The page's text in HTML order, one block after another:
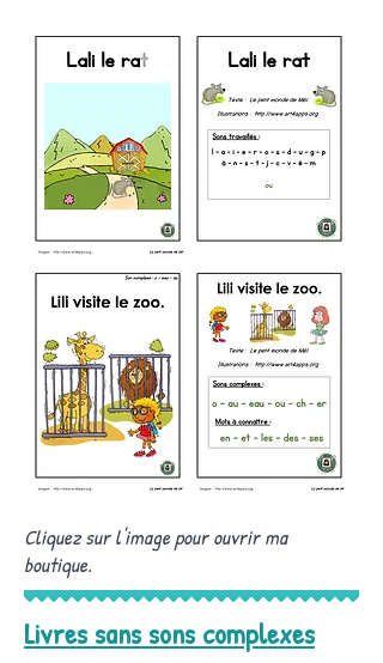
Cliquez sur l'image pour ouvrir ma
boutique.
Livres sans sons complexes